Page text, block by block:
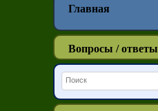
Главная
Вопросы / ответы